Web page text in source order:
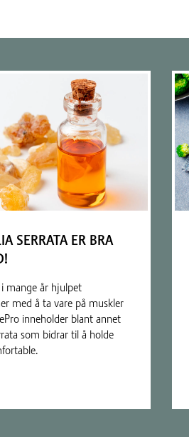
SERRATA ER BRA
mange år hjulpet
med å ta vare på muskler
inneholder blant annet
som bidrar til å holde